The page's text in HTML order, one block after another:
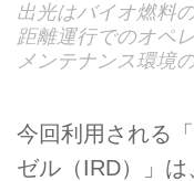
出光はバイオ燃料
距離運行でのオペ
メンテナンス環境
今回利用される
ゼル（IRD）」